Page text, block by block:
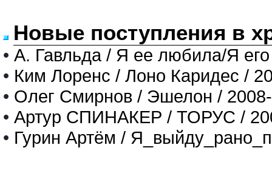
Новые поступления в
• А. Гавльда / Я ее любила/Я
• Ким Лоренс / Лоно Каридес /
• Олег Смирнов / Эшелон /
• Артур СПИНАКЕР / ТОРУС /
• Гурин Артём /